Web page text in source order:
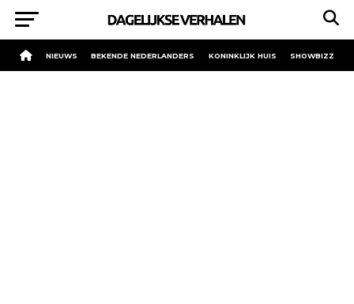
NIEUWS BEKENDE NEDERLANDERS KONINKLIJK HUIS SHOWBIZZ